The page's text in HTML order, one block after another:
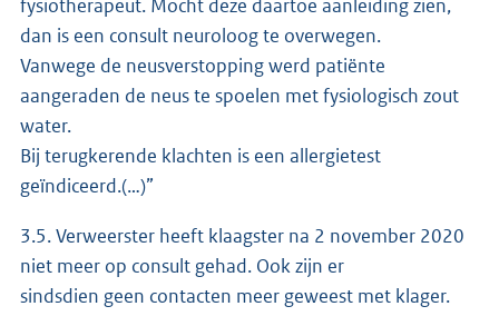
fysiotherapeut. Mocht deze daartoe aanleiding zien,
dan is een consult neuroloog te overwegen.
Vanwege de neusverstopping werd patiënte
aangeraden de neus te spoelen met fysiologisch zout
water.
Bij terugkerende klachten is een allergietest
geïndiceerd.(…)”
3.5. Verweerster heeft klaagster na 2 november 2020
niet meer op consult gehad. Ook zijn er
sindsdien geen contacten meer geweest met klager.